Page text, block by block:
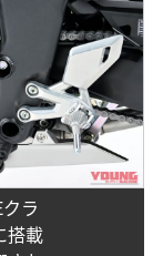
ラ
搭載